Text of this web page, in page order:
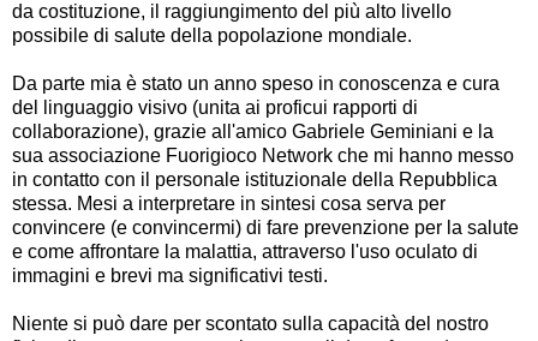
da costituzione, il raggiungimento del più alto livello
possibile di salute della popolazione mondiale.
Da parte mia è stato un anno speso in conoscenza e cura
del linguaggio visivo (unita ai proficui rapporti di
collaborazione), grazie all'amico Gabriele Geminiani e la
sua associazione Fuorigioco Network che mi hanno messo
in contatto con il personale istituzionale della Repubblica
stessa. Mesi a interpretare in sintesi cosa serva per
convincere (e convincermi) di fare prevenzione per la salute
e come affrontare la malattia, attraverso l'uso oculato di
immagini e brevi ma significativi testi.
Niente si può dare per scontato sulla capacità del nostro